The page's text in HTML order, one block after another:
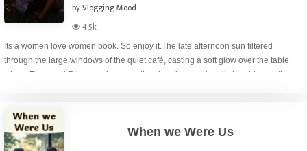
by Vlogging Mood
4.5k
Its a women love women book. So enjoy it.The late afternoon sun filtered
through the large windows of the quiet café, casting a soft glow over the table
where Elara and Riley sat close together, hands occasionally brushing as they
When we Were Us